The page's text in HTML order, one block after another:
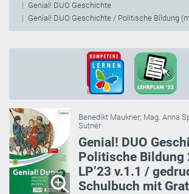
Genial! DUO Geschichte
Genial! DUO Geschichte / Politische Bildung
Benedikt Maukner; Mag. Anna
Sutner
Genial! DUO
Politische Bildung
LP’23 v.1.1 /
Schulbuch mit